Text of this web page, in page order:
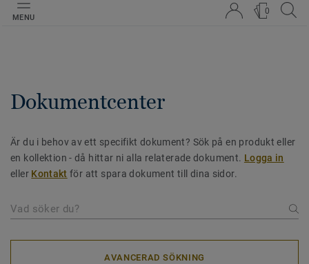
MENU
0
Dokumentcenter
Är du i behov av ett specifikt dokument? Sök på en produkt eller
en kollektion - då hittar ni alla relaterade dokument. Logga in
eller Kontakt för att spara dokument till dina sidor.
AVANCERAD SÖKNING